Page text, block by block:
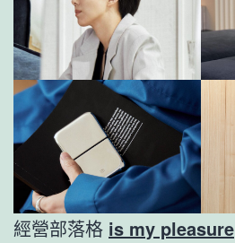
經營部落格 is my pleasure